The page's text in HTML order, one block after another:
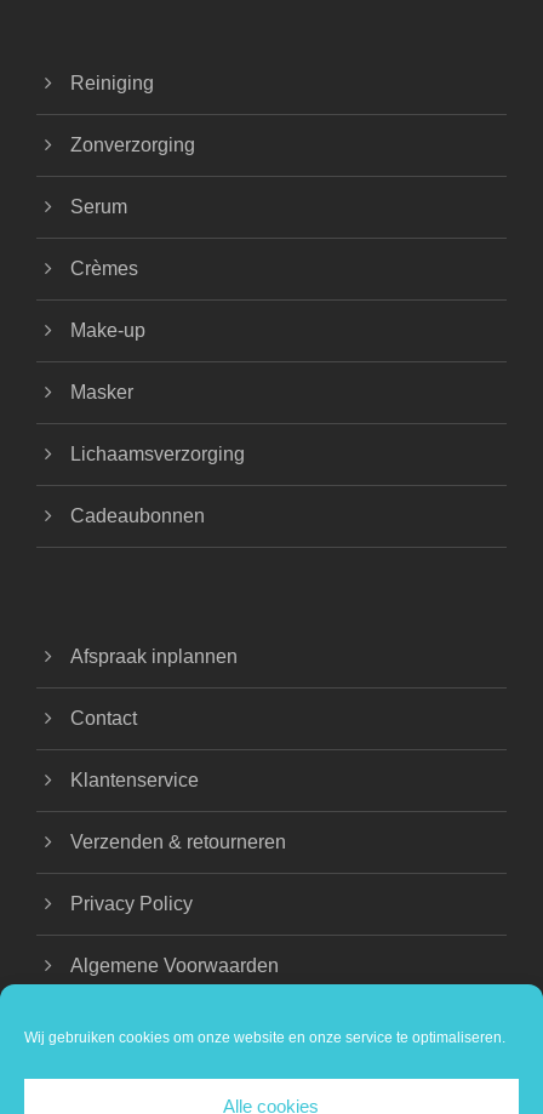
Wij gebruiken cookies om onze website en onze service te optimaliseren.
Alle cookies
Reiniging
Zonverzorging
Serum
Crèmes
Make-up
Masker
Lichaamsverzorging
Cadeaubonnen
Afspraak inplannen
Contact
Klantenservice
Verzenden & retourneren
Privacy Policy
Algemene Voorwaarden